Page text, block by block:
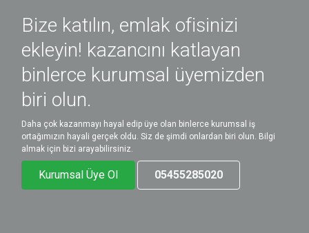
Bize katılın, emlak ofisinizi
ekleyin! kazancını katlayan
binlerce kurumsal üyemizden
biri olun.
Daha çok kazanmayı hayal edip üye olan binlerce kurumsal iş
ortağımızın hayali gerçek oldu. Siz de şimdi onlardan biri olun. Bilgi
almak için bizi arayabilirsiniz.
Kurumsal Üye Ol 05455285020